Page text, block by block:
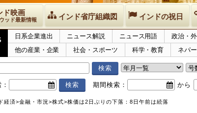
ド映画
ッド最新情報 インド省庁組織図 インドの祝日
日系企業進出 ニュース解説 ニュース用語 政治・
他の産業・企業
社会・スポーツ 科学・教育 ネパ
期間検索： から
経済>金融・市況 >株式>株価は2日ぶりの下落：8日午前は続落